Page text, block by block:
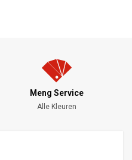
Meng Service
Alle Kleuren